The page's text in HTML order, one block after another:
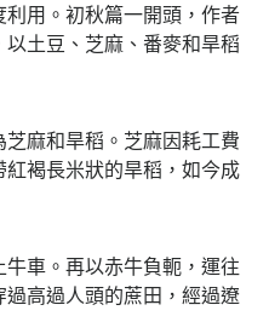
用。初秋篇一開頭，作者
土豆、芝麻、番麥和旱稻
麻和旱稻。芝麻因耗工費
褐長米狀的旱稻，如今成
車。再以赤牛負軛，運往
高過人頭的蔗田，經過遼